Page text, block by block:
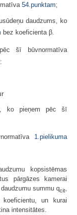
54.punktam;
daudzums, ko
bez koeficienta β.
šī būvnormatīva
ko pieņem pēc šī
1.pielikuma
kopsistēmas
pārgāzes kamerai
summu qcit,
koeficientu, un kurai
intensitātes.